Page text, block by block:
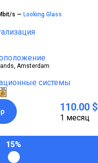
s — Looking Glass
Amsterdam
системы
110.00 $
1 месяц
15%